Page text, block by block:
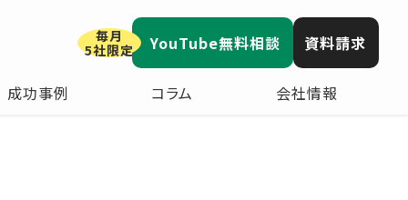
成功事例 コラム 会社情報
毎月
5社限定
YouTube無料相談 資料請求